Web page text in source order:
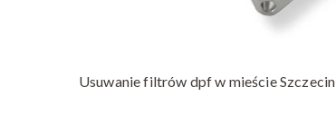
Usuwanie filtrów dpf w mieście Szczecin